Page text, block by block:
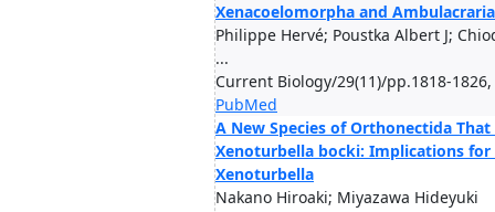
Xenacoelomorpha and Ambulacraria
Philippe Hervé; Poustka Albert J;
...
Current Biology/29(11)/pp.1818-
PubMed
A New Species of Orthonectida That
Xenoturbella bocki: Implications for
Xenoturbella
Nakano Hiroaki; Miyazawa Hideyuki